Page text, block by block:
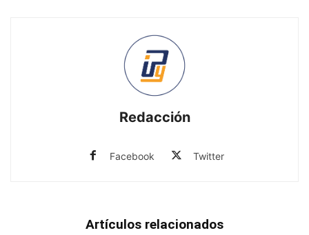
Redacción
Facebook Twitter
Artículos relacionados